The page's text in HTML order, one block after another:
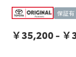
保証有
￥35,200- ￥